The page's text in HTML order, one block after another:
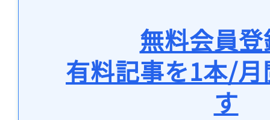
無料会員
有料記事を1本/
す